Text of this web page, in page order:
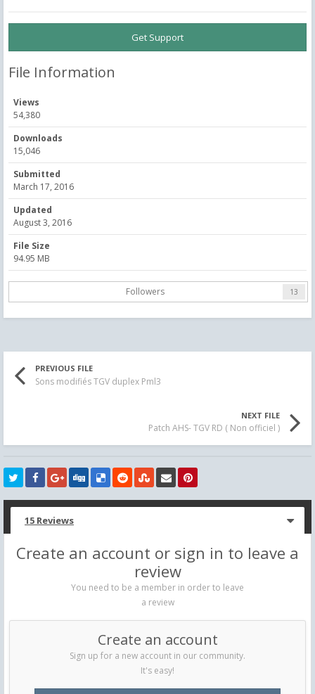
Get Support
File Information
Views
54,380
Downloads
15,046
Submitted
March 17, 2016
Updated
August 3, 2016
File Size
94.95 MB
Followers 13
PREVIOUS FILE
Sons modifiés TGV duplex Pml3
NEXT FILE
Patch AHS- TGV RD ( Non officiel )
15 Reviews
Create an account or sign in to leave a
review
You need to be a member in order to leave
a review
Create an account
Sign up for a new account in our community.
It's easy!